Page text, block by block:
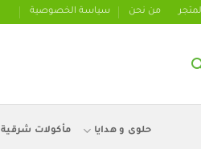
من نحن سياسة الخصوصية
حلوى و هدايا مأكولات شرقية